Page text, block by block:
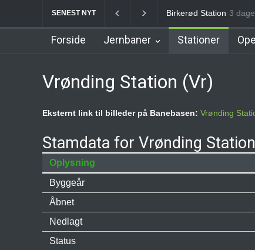
SENEST NYT Allerød Station 3 dage
Forside Jernbaner Stationer
Vrønding Station (Vr)
Eksternt link til billeder på Banebasen: Vrønding
Stamdata for Vrønding Station
Oplysning
Byggeår
Åbnet
Nedlagt
Status